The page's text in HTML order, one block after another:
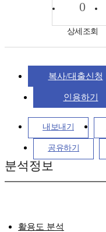
0
상세조회
복사/대출신청
인용하기
내보내기
공유하기
분석정보
활용도 분석